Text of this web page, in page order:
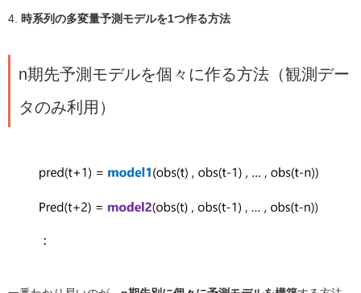
時系列の多変量予測モデルを1つ作る方法
n期先予測モデルを個々に作る方法（観測デー
タのみ利用）